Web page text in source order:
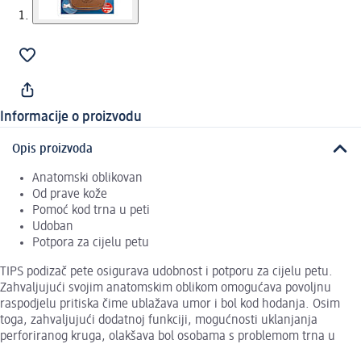
Informacije o proizvodu
Opis proizvoda
Anatomski oblikovan
Od prave kože
Pomoć kod trna u peti
Udoban
Potpora za cijelu petu
TIPS podizač pete osigurava udobnost i potporu za cijelu petu.
Zahvaljujući svojim anatomskim oblikom omogućava povoljnu
raspodjelu pritiska čime ublažava umor i bol kod hodanja. Osim
toga, zahvaljujući dodatnoj funkciji, mogućnosti uklanjanja
perforiranog kruga, olakšava bol osobama s problemom trna u